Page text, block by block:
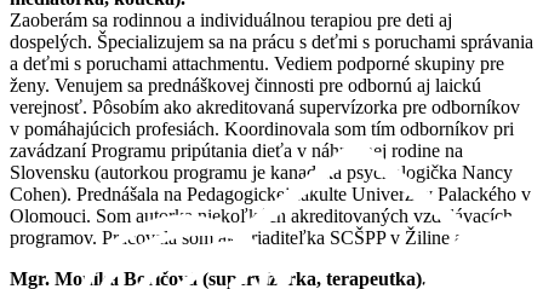
Zaoberám sa rodinnou a individuálnou terapiou pre deti aj
dospelých. Špecializujem sa na prácu s deťmi s poruchami správania
a deťmi s poruchami attachmentu. Vediem podporné skupiny pre
ženy. Venujem sa prednáškovej činnosti pre odbornú aj laickú
verejnosť. Pôsobím ako akreditovaná supervízorka pre odborníkov
v pomáhajúcich profesiách. Koordinovala som tím odborníkov pri
zavádzaní Programu pripútania dieťa v náhradnej rodine na
Slovensku (autorkou programu je kanadská psychologička Nancy
Cohen). Prednášala na Pedagogickej fakulte Univerzity Palackého v
Olomouci. Som autorka niekoľkých akreditovaných vzdelávacích
programov. Pracovala som ako riaditeľka SCŠPP v Žiline a v Rajci.
Mgr. Monika Boričová (supervízorka, terapeutka).